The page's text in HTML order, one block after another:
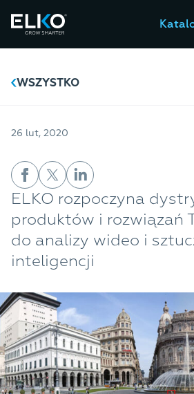
WSZYSTKO
26 lut, 2020
ELKO rozpoczyna
produktów i rozwiązań
do analizy wideo i
inteligencji